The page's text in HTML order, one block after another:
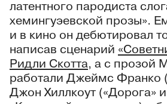
латентного пародиста
хемингуэевской прозы».
и в кино он дебютировал
написав сценарий
Ридли Скотта, а с прозой
работали Джеймс Франко
Джон Хиллкоут («Дорога»